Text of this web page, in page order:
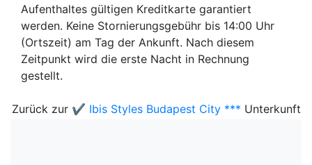
Aufenthaltes gültigen Kreditkarte garantiert
werden. Keine Stornierungsgebühr bis 14:00 Uhr
(Ortszeit) am Tag der Ankunft. Nach diesem
Zeitpunkt wird die erste Nacht in Rechnung
gestellt.
Zurück zur ✔️ Ibis Styles Budapest City *** Unterkunft